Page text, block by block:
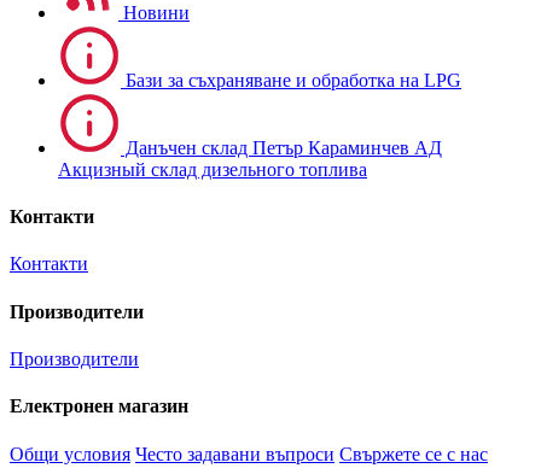
Новини
Бази за съхраняване и обработка на LPG
Данъчен склад Петър Караминчев АД
Акцизный склад дизельного топлива
Контакти
Контакти
Производители
Производители
Електронен магазин
Общи условия Често задавани въпроси Свържете се с нас